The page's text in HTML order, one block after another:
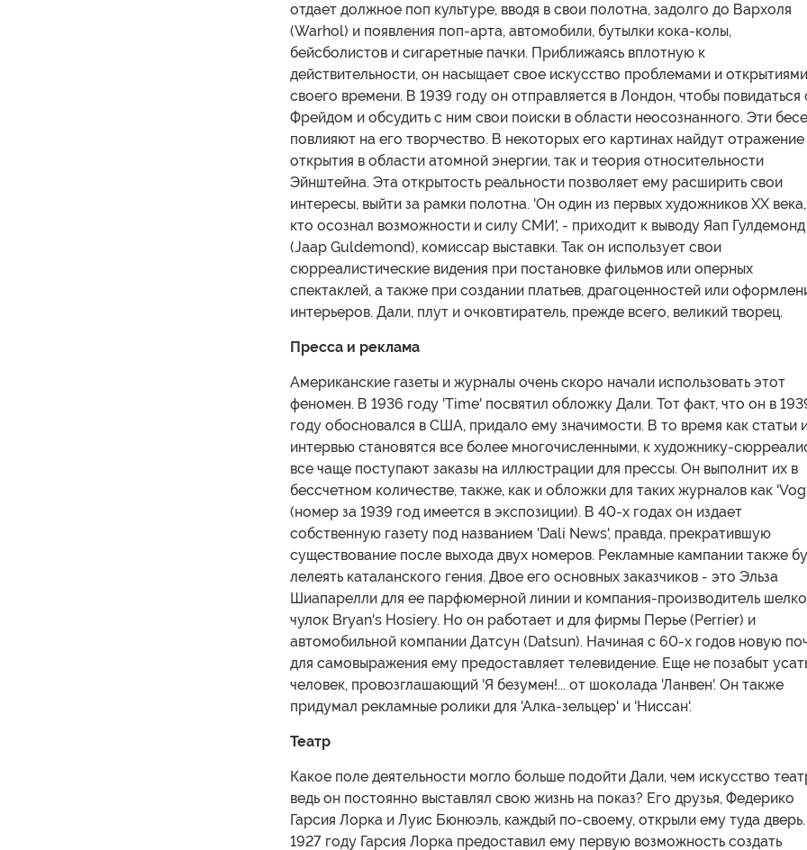
отдает должное поп культуре, вводя в свои полотна, задолго до Вархоля
(Warhol) и появления поп-арта, автомобили, бутылки кока-колы,
бейсболистов и сигаретные пачки. Приближаясь вплотную к
действительности, он насыщает свое искусство проблемами и открытиями
своего времени. В 1939 году он отправляется в Лондон, чтобы повидаться
Фрейдом и обсудить с ним свои поиски в области неосознанного. Эти
повлияют на его творчество. В некоторых его картинах найдут отражение
открытия в области атомной энергии, так и теория относительности
Эйнштейна. Эта открытость реальности позволяет ему расширить свои
интересы, выйти за рамки полотна. 'Он один из первых художников XX века,
кто осознал возможности и силу СМИ', - приходит к выводу Яап Гулдемонд
(Jaap Guldemond), комиссар выставки. Так он использует свои
сюрреалистические видения при постановке фильмов или оперных
спектаклей, а также при создании платьев, драгоценностей или
интерьеров. Дали, плут и очковтиратель, прежде всего, великий творец.
Пресса и реклама
Американские газеты и журналы очень скоро начали использовать этот
феномен. В 1936 году 'Time' посвятил обложку Дали. Тот факт, что он в
году обосновался в США, придало ему значимости. В то время как статьи
интервью становятся все более многочисленными, к художнику-
все чаще поступают заказы на иллюстрации для прессы. Он выполнит их в
бессчетном количестве, также, как и обложки для таких журналов как
(номер за 1939 год имеется в экспозиции). В 40-х годах он издает
собственную газету под названием 'Dali News', правда, прекратившую
существование после выхода двух номеров. Рекламные кампании также
лелеять каталанского гения. Двое его основных заказчиков - это Эльза
Шиапарелли для ее парфюмерной линии и компания-производитель
чулок Bryan's Hosiery. Но он работает и для фирмы Перье (Perrier) и
автомобильной компании Датсун (Datsun). Начиная с 60-х годов новую
для самовыражения ему предоставляет телевидение. Еще не позабыт
человек, провозглашающий 'Я безумен!... от шоколада 'Ланвен'. Он также
придумал рекламные ролики для 'Алка-зельцер' и 'Ниссан'.
Театр
Какое поле деятельности могло больше подойти Дали, чем искусство
ведь он постоянно выставлял свою жизнь на показ? Его друзья, Федерико
Гарсия Лорка и Луис Бюнюэль, каждый по-своему, открыли ему туда
1927 году Гарсия Лорка предоставил ему первую возможность создать